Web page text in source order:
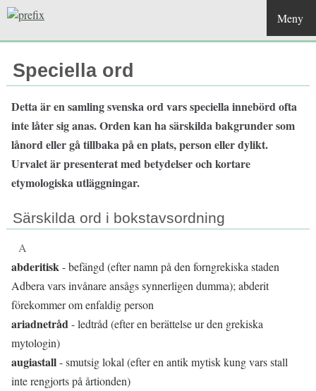
Meny
Speciella ord
Detta är en samling svenska ord vars speciella innebörd ofta
inte låter sig anas. Orden kan ha särskilda bakgrunder som
lånord eller gå tillbaka på en plats, person eller dylikt.
Urvalet är presenterat med betydelser och kortare
etymologiska utläggningar.
Särskilda ord i bokstavsordning
A
abderitisk- befängd (efter namn på den forngrekiska staden
Adbera vars invånare ansågs synnerligen dumma); abderit
förekommer om enfaldig person
ariadnetråd- ledtråd (efter en berättelse ur den grekiska
mytologin)
augiastall- smutsig lokal (efter en antik mytisk kung vars stall
inte rengjorts på årtionden)